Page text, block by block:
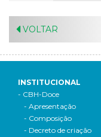
VOLTAR
INSTITUCIONAL
- CBH-Doce
- Apresentação
- Composição
- Decreto de criação